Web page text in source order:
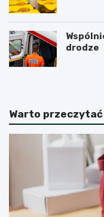
drodze
Warto przeczytać